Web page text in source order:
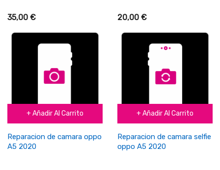
35,00 € 20,00 €
+ Añadir Al Carrito
Reparacion de camara oppo
A5 2020
+ Añadir Al Carrito
Reparacion de camara selfie
oppo A5 2020